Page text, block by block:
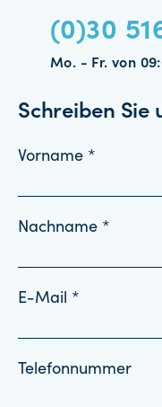
(0)30
Mo. - Fr. von
Schreiben Sie
Vorname *
Nachname *
E-Mail *
Telefonnummer